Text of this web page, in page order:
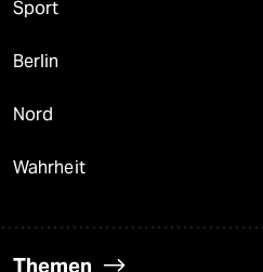
Sport
Berlin
Nord
Wahrheit
Themen